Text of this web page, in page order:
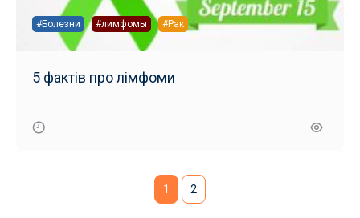
#Болезни #лимфомы #Рак
5 фактів про лімфоми
1 2